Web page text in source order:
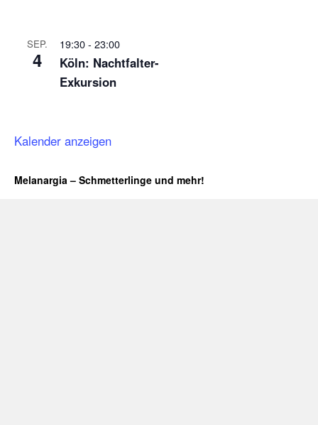
SEP.
4
19:30- 23:00
Köln: Nachtfalter-
Exkursion
Kalender anzeigen
Melanargia – Schmetterlinge und mehr!